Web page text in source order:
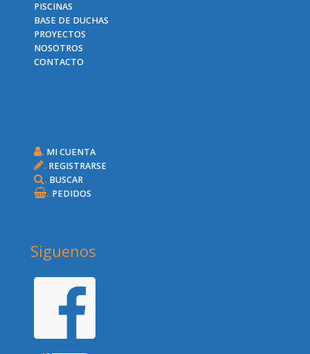
PISCINAS
BASE DE DUCHAS
PROYECTOS
NOSOTROS
CONTACTO
. MI CUENTA
. REGISTRARSE
. BUSCAR
. PEDIDOS
Siguenos